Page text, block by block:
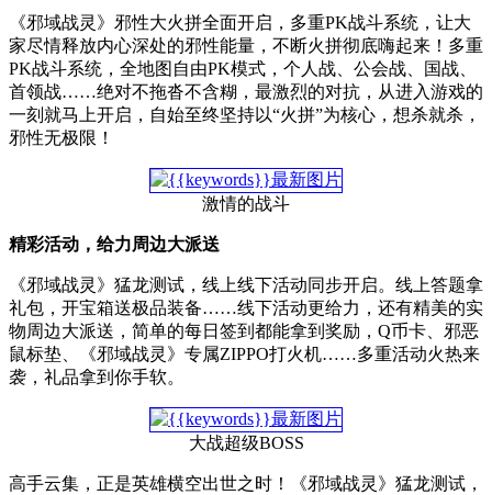
《邪域战灵》邪性大火拼全面开启，多重PK战斗系统，让大
家尽情释放内心深处的邪性能量，不断火拼彻底嗨起来！多重
PK战斗系统，全地图自由PK模式，个人战、公会战、国战、
首领战……绝对不拖沓不含糊，最激烈的对抗，从进入游戏的
一刻就马上开启，自始至终坚持以“火拼”为核心，想杀就杀，
邪性无极限！
激情的战斗
精彩活动，给力周边大派送
《邪域战灵》猛龙测试，线上线下活动同步开启。线上答题拿
礼包，开宝箱送极品装备……线下活动更给力，还有精美的实
物周边大派送，简单的每日签到都能拿到奖励，Q币卡、邪恶
鼠标垫、《邪域战灵》专属ZIPPO打火机……多重活动火热来
袭，礼品拿到你手软。
大战超级BOSS
高手云集，正是英雄横空出世之时！《邪域战灵》猛龙测试，